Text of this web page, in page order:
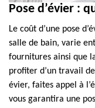
Pose d’évier :
Le coût d’une pose
salle de bain, varie
fournitures ainsi que
profiter d’un travail
évier, faites appel à
vous garantira une